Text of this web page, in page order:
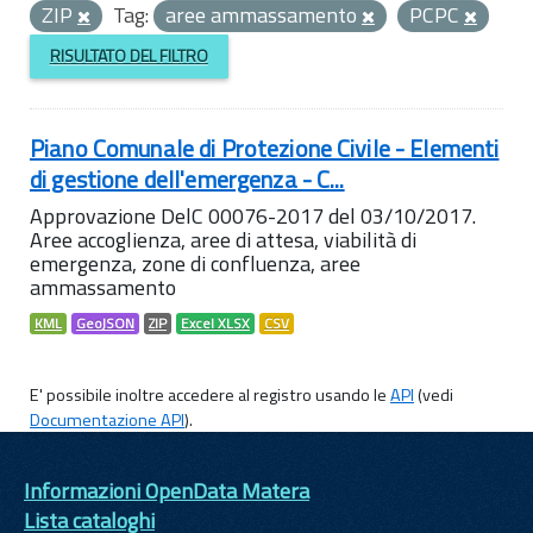
ZIP
Tag: aree ammassamento PCPC
RISULTATO DEL FILTRO
Piano Comunale di Protezione Civile - Elementi
di gestione dell'emergenza - C...
Approvazione DelC 00076-2017 del 03/10/2017.
Aree accoglienza, aree di attesa, viabilità di
emergenza, zone di confluenza, aree
ammassamento
KML GeoJSON ZIP Excel XLSX CSV
E' possibile inoltre accedere al registro usando leAPI(vedi
Documentazione API).
Informazioni OpenData Matera
Lista cataloghi